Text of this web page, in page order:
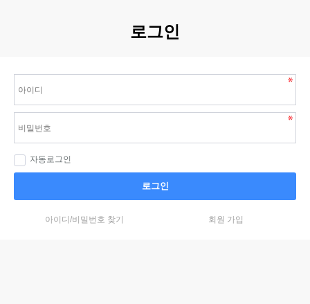
로그인
자동로그인
로그인
아이디/비밀번호 찾기 회원 가입